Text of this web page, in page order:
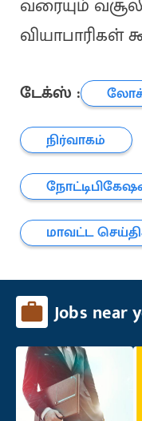
வரையும்
வியாபாரிகள்
டேக்ஸ் :
நிர்வாகம்
மாவட்ட
Jobs near